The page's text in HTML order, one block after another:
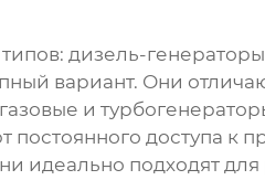
дизель-
вариант. Они
и
постоянного доступа к
идеально подходят для